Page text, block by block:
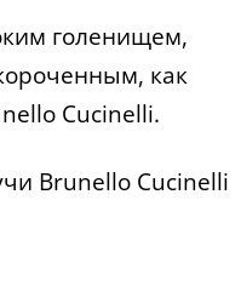
голенищем,
как
Cucinelli.